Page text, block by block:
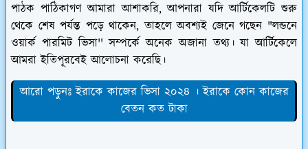
পাঠক পাঠিকাগণ আমারা আশাকরি, আপনারা যদি আর্টিকেলটি শুরু
থেকে শেষ পর্যন্ত পড়ে থাকেন, তাহলে অবশ্যই জেনে গছেন "লন্ডনে
ওয়ার্ক পারমিট ভিসা'' সম্পর্কে অনেক অজানা তথ্য। যা আর্টিকেলে
আমরা ইতিপূরবেই আলোচনা করেছি।
আরো পড়ুনঃ ইরাকে কাজের ভিসা ২০২৪ । ইরাকে কোন কাজের
বেতন কত টাকা